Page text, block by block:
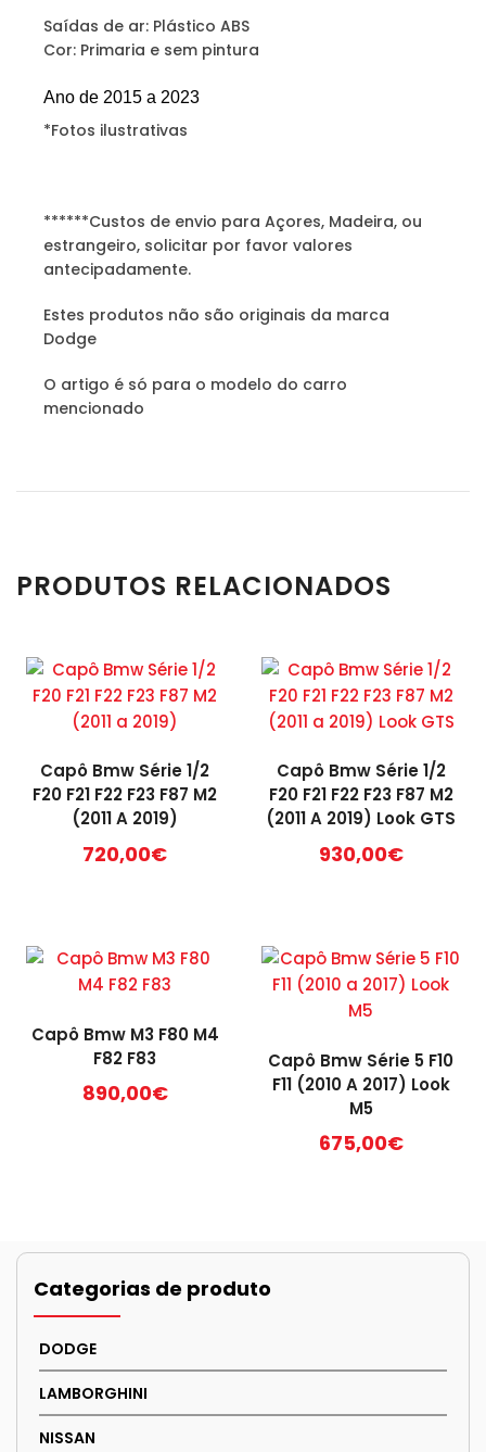
Saídas de ar: Plástico ABS
Cor: Primaria e sem pintura
Ano de 2015 a 2023
*Fotos ilustrativas
******Custos de envio para Açores, Madeira, ou
estrangeiro, solicitar por favor valores
antecipadamente.
Estes produtos não são originais da marca
Dodge
O artigo é só para o modelo do carro
mencionado
PRODUTOS RELACIONADOS
Capô Bmw Série 1/2
F20 F21 F22 F23 F87 M2
(2011 A 2019)
720,00€
Capô Bmw Série 1/2
F20 F21 F22 F23 F87 M2
(2011 A 2019) Look GTS
930,00€
Capô Bmw M3 F80 M4
F82 F83
890,00€
Capô Bmw Série 5 F10
F11 (2010 A 2017) Look
M5
675,00€
Categorias de produto
DODGE
LAMBORGHINI
NISSAN